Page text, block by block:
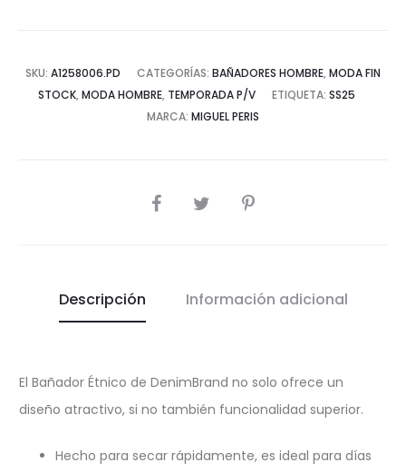
SKU: A1258006.PD CATEGORÍAS: BAÑADORES HOMBRE, MODA FIN
STOCK, MODA HOMBRE, TEMPORADA P/V ETIQUETA: SS25
MARCA: MIGUEL PERIS
COMPARTIR
Descripción Información adicional
El Bañador Étnico de DenimBrand no solo ofrece un
diseño atractivo, si no también funcionalidad superior.
Hecho para secar rápidamente, es ideal para días